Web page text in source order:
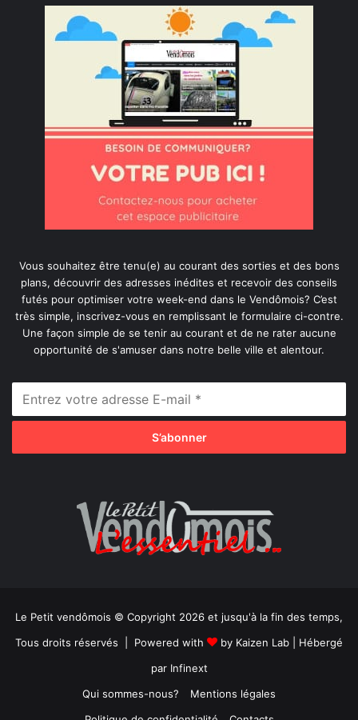
Vous souhaitez être tenu(e) au courant des sorties et des bons
plans, découvrir des adresses inédites et recevoir des conseils
futés pour optimiser votre week-end dans le Vendômois? C’est
très simple, inscrivez-vous en remplissant le formulaire ci-contre.
Une façon simple de se tenir au courant et de ne rater aucune
opportunité de s'amuser dans notre belle ville et alentour.
Le Petit vendômois © Copyright 2026 et jusqu'à la fin des temps,
Tous droits réservés | Powered with
by Kaizen Lab | Hébergé
par Infinext
Qui sommes-nous?
Mentions légales